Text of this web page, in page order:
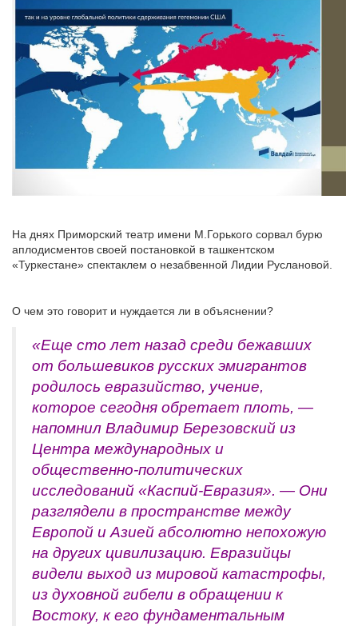
На днях Приморский театр имени М.Горького сорвал бурю
аплодисментов своей постановкой в ташкентском
«Туркестане» спектаклем о незабвенной Лидии Руслановой.
О чем это говорит и нуждается ли в объяснении?
«Еще сто лет назад среди бежавших
от большевиков русских эмигрантов
родилось евразийство, учение,
которое сегодня обретает плоть, —
напомнил Владимир Березовский из
Центра международных и
общественно-политических
исследований «Каспий-Евразия». — Они
разглядели в пространстве между
Европой и Азией абсолютно непохожую
на других цивилизацию. Евразийцы
видели выход из мировой катастрофы,
из духовной гибели в обращении к
Востоку, к его фундаментальным